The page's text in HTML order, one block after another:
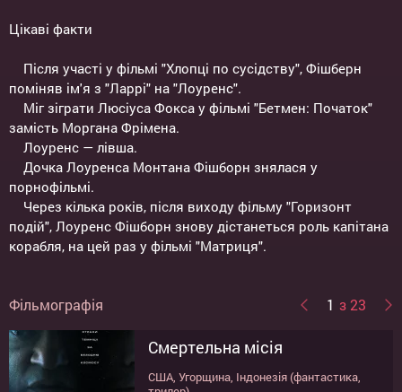
Цікаві факти
Після участі у фільмі "Хлопці по сусідству", Фішберн
поміняв ім'я з "Ларрі" на "Лоуренс".
Міг зіграти Люсіуса Фокса у фільмі "Бетмен: Початок"
замість Моргана Фрімена.
Лоуренс — лівша.
Дочка Лоуренса Монтана Фішборн знялася у
порнофільмі.
Через кілька років, після виходу фільму "Горизонт
подій", Лоуренс Фішборн знову дістанеться роль капітана
корабля, на цей раз у фільмі "Матриця".
Фільмографія 1 з 23
Смертельна місія
США, Угорщина, Індонезія (фантастика,
Кроси
США, Великобританія, Індія (комедія,
Аматор
США (трилер, бойовик)
Джон Уік 4
США (бойовик)
Льодовий дрифт
США (трилер, бойовик)
Матриця: Революція
США (фантастика, трилер, бойовик)
Матриця: Перезавантаження
США (фантастика, трилер, бойовик)
Матриця
США (фантастика, трилер, бойовик)
Кокаїновий барон
США, Колумбія (трилер)
Де ти поділась, Бернадетт?
США (драма, комедія)
Джон Уік 3
США (трилер, екшн, кримінал)
Наркокур'єр
США (трилер, драма, детектив, кримінал)
Людина-мураха та Оса
США (фантастика, екшн)
Пробудження
США (фантастика, пригоди)
Сигнал
США (фантастика, трилер)
Король сафарі
ПАР (мультфільм, пригоди)
Шалений патруль
США (комедія, бойовик)
Колонія
Канада (фантастика, трилер, бойовик)
Зараза
США (фантастика, трилер, бойовик)
Хижаки
США (фантастика, трилер, бойовик,
Апокалiпсис сьогоднi
США (драма, бойовик, пригоди)
Подстава
США (драма)
Миссия невыполнима 3
США (трилер, бойовик)